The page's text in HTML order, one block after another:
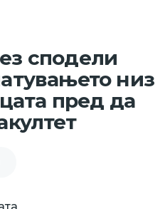
сподели
низ
пред да